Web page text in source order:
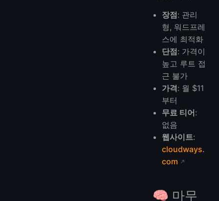
장점: 관리
형, 워드프레
스에 최적화
단점: 가격이
높고 루트 접
근 불가
가격: 월 $11
부터
무료 티어:
없음
웹사이트:
cloudways.
com
🧠 마무